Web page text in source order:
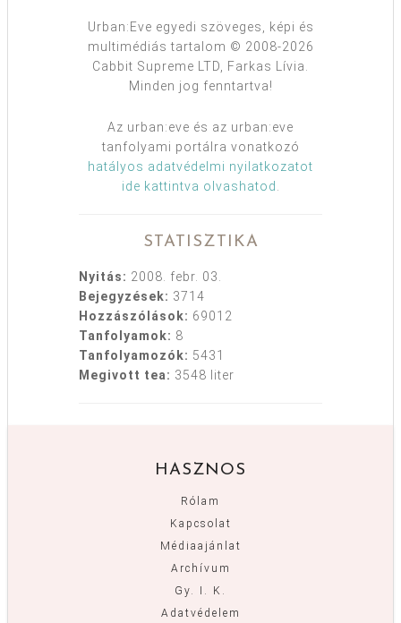
Urban:Eve egyedi szöveges, képi és
multimédiás tartalom © 2008-2026
Cabbit Supreme LTD, Farkas Lívia.
Minden jog fenntartva!
Az urban:eve és az urban:eve
tanfolyami portálra vonatkozó
hatályos adatvédelmi nyilatkozatot
ide kattintva olvashatod
STATISZTIKA
Nyitás: 2008. febr. 03.
Bejegyzések: 3714
Hozzászólások: 69012
Tanfolyamok: 8
Tanfolyamozók: 5431
Megivott tea: 3548 liter
HASZNOS
Rólam
Kapcsolat
Médiaajánlat
Archívum
Gy. I. K.
Adatvédelem